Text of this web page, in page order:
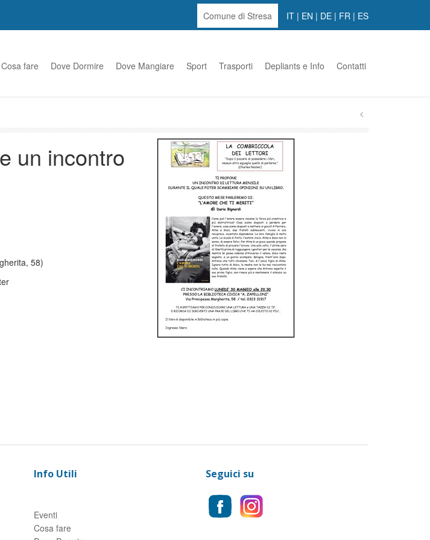
Comune di Stresa IT | EN | DE | FR | ES
Cosa fare Dove Dormire Dove Mangiare Sport Trasporti Depliants e Info Contatti
un incontro
58)
Info Utili
Eventi
Cosa fare
Seguici su